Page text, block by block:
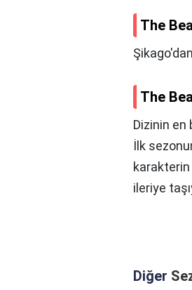
The
Şikago'dan
The
Dizinin en
İlk
karakterin
ileriye
Diğer